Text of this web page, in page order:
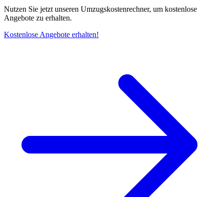
Nutzen Sie jetzt unseren Umzugskostenrechner, um kostenlose
Angebote zu erhalten.
Kostenlose Angebote erhalten!